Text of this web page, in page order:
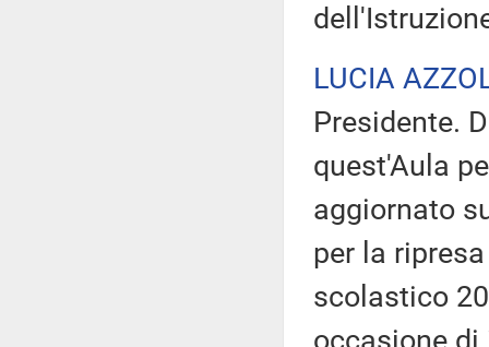
LUCIA
Presidente.
quest'Aula
aggiornato
per la
scolastico